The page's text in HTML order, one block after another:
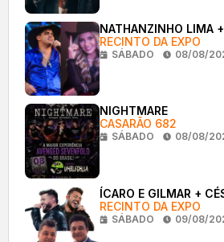
NATHANZINHO LIMA
RECINTO DA EXPO
SÁBADO 08/08/
NIGHTMARE
CASARÃO 682
SÁBADO 08/08/
ÍCARO E GILMAR +
RECINTO DA EXPO
SÁBADO 09/08/